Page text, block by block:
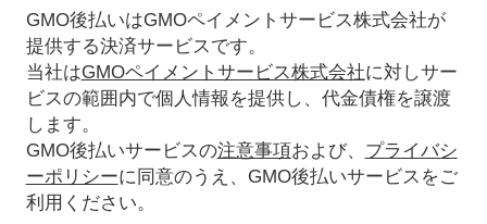
GMO後払いはGMOペイメントサービス株式会社が
提供する決済サービスです。
当社はGMOペイメントサービス株式会社に対しサー
ビスの範囲内で個人情報を提供し、代金債権を譲渡
します。
GMO後払いサービスの注意事項および、 プライバシ
ーポリシーに同意のうえ、GMO後払いサービスをご
利用ください。